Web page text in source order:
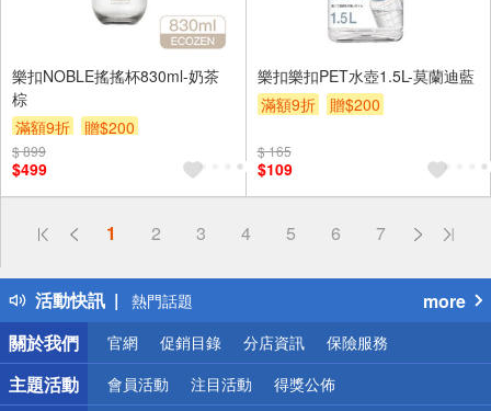
樂扣NOBLE搖搖杯830ml-奶茶
棕
滿額9折
贈$200
$ 899
$499
樂扣樂扣PET水壺1.5L-莫蘭迪藍
滿額9折
贈$200
$ 165
$109
1 2 3 4 5 6 7
活動快訊
偏遠地區配送
得獎公告
熱門話題
銀行優惠
偏遠地區配送
詐騙網頁！請小心！
more
關於我們
官網 促銷目錄 分店資訊 保險服務
主題活動 會員活動 注目活動 得獎公佈